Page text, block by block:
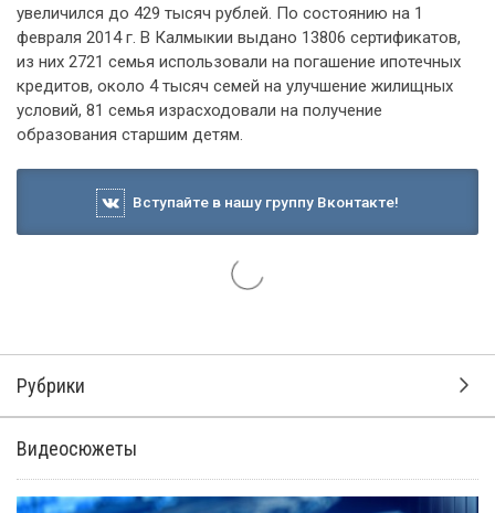
увеличился до 429 тысяч рублей. По состоянию на 1
февраля 2014 г. В Калмыкии выдано 13806 сертификатов,
из них 2721 семья использовали на погашение ипотечных
кредитов, около 4 тысяч семей на улучшение жилищных
условий, 81 семья израсходовали на получение
образования старшим детям.
Вступайте в нашу группу Вконтакте!
Рубрики
Видеосюжеты